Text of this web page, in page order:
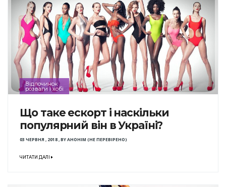
Відпочинок
розваги і хобі
Що таке ескорт і наскільки
популярний він в Україні?
03 ЧЕРВНЯ , 2018,BYАНОНІМ (НЕ ПЕРЕВІРЕНО)
ЧИТАТИ ДАЛІ